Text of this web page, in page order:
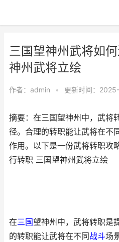
三国望神州武将如
神州武将立绘
作者： admin • 更新时间：
摘要：在三国望神州中，武将
径。合理的转职能让武将在不
作用。以下是一份武将转职攻
行转职 三国望神州武将立绘
在三国望神州中，武将转职是
的转职能让武将在不同战斗场